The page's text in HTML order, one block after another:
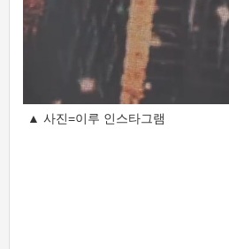
▲ 사진=이루 인스타그램